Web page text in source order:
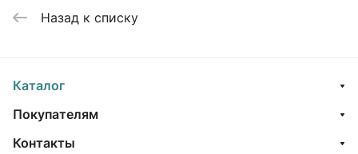
Назад к списку
Каталог
Покупателям
Контакты